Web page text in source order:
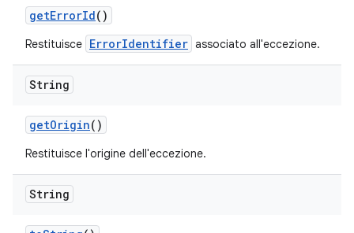
getErrorId()
Restituisce ErrorIdentifier associato all'eccezione.
String
getOrigin()
Restituisce l'origine dell'eccezione.
String